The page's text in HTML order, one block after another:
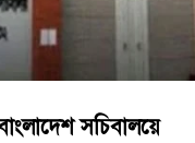
সচিবালয়ে